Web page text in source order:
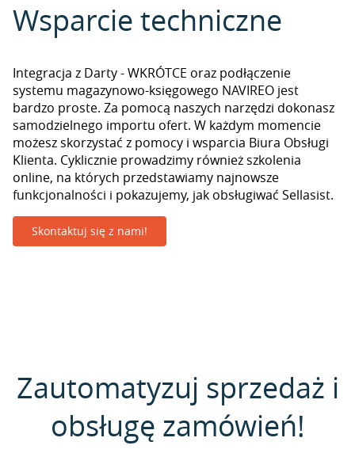
Wsparcie techniczne
Integracja z Darty - WKRÓTCE oraz podłączenie
systemu magazynowo-księgowego NAVIREO jest
bardzo proste. Za pomocą naszych narzędzi dokonasz
samodzielnego importu ofert. W każdym momencie
możesz skorzystać z pomocy i wsparcia Biura Obsługi
Klienta. Cyklicznie prowadzimy również szkolenia
online, na których przedstawiamy najnowsze
funkcjonalności i pokazujemy, jak obsługiwać Sellasist.
Skontaktuj się z nami!
Zautomatyzuj sprzedaż i
obsługę zamówień!